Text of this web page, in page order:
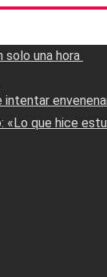
una hora
intentar
«Lo que hice